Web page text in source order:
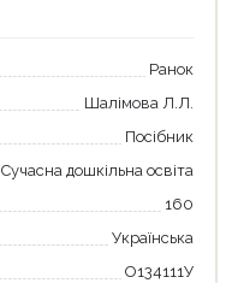
Ранок
Шалімова Л.Л.
Посібник
Сучасна дошкільна освіта
160
Українська
О134111У